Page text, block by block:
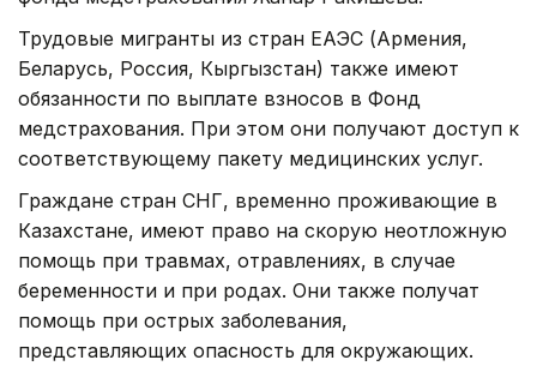
Трудовые мигранты из стран ЕАЭС (Армения,
Беларусь, Россия, Кыргызстан) также имеют
обязанности по выплате взносов в Фонд
медстрахования. При этом они получают доступ к
соответствующему пакету медицинских услуг.
Граждане стран СНГ, временно проживающие в
Казахстане, имеют право на скорую неотложную
помощь при травмах, отравлениях, в случае
беременности и при родах. Они также получат
помощь при острых заболевания,
представляющих опасность для окружающих.